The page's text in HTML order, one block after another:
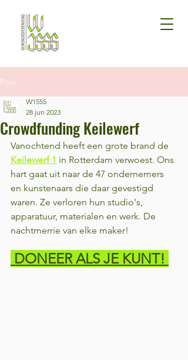
Post
Crowdfunding Keilewerf
W1555
28 jun 2023
Vanochtend heeft een grote brand de
Keilewerf 1 in Rotterdam verwoest. Ons
hart gaat uit naar de 47 ondernemers
en kunstenaars die daar gevestigd
waren. Ze verloren hun studio's,
apparatuur, materialen en werk. De
nachtmerrie van elke maker!
DONEER ALS JE KUNT!